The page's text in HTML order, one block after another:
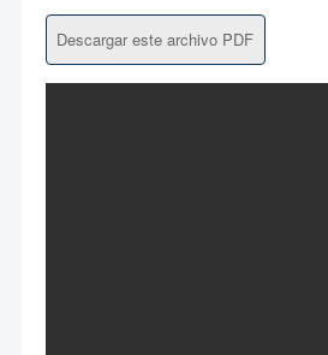
Descargar este archivo PDF